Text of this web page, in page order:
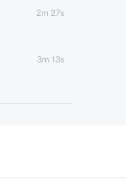
2m 27s
3m 13s
2m 49s